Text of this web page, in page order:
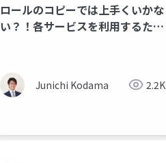
ロールのコピーでは上手くいかな
い？！各サービスを利用するため
Junichi Kodama 2.2K